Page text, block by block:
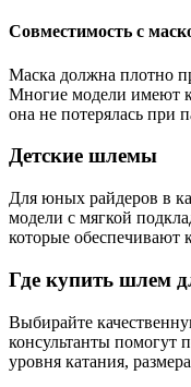
Совместимость с
Маска должна плотно
Многие модели имеют
она не потерялась при
Детские шлемы
Для юных райдеров в
модели с мягкой
которые обеспечивают
Где купить шлем
Выбирайте
консультанты помогут
уровня катания,